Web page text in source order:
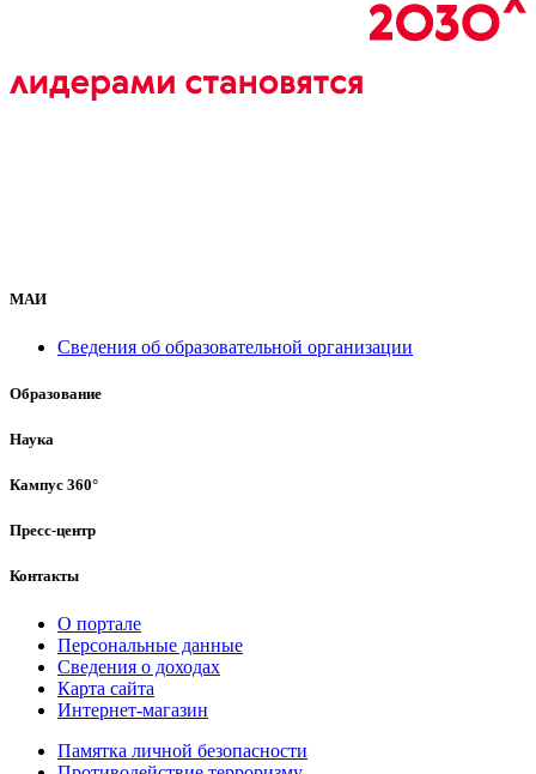
МАИ
Сведения об образовательной организации
Образование
Наука
Кампус 360°
Пресс-центр
Контакты
О портале
Персональные данные
Сведения о доходах
Карта сайта
Интернет-магазин
Памятка личной безопасности